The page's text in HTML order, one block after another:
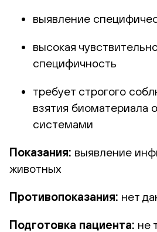
выявление
высокая
специфичность
требует строгого
взятия биоматериала
системами
Показания: выявление
животных
Противопоказания: нет
Подготовка пациента: не